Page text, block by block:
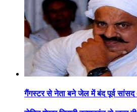
गैंगस्टर से नेता बने जेल में बंद पूर्व